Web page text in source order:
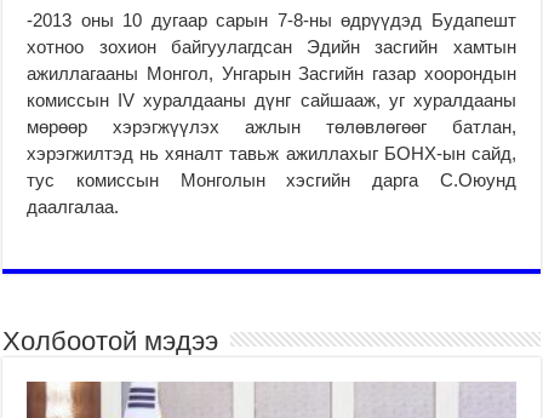
-2013 оны 10 дугаар сарын 7-8-ны өдрүүдэд Будапешт
хотноо зохион байгуулагдсан Эдийн засгийн хамтын
ажиллагааны Монгол, Унгарын Засгийн газар хоорондын
комиссын IV хуралдааны дүнг сайшааж, уг хуралдааны
мөрөөр хэрэгжүүлэх ажлын төлөвлөгөөг батлан,
хэрэгжилтэд нь хяналт тавьж ажиллахыг БОНХ-ын сайд,
тус комиссын Монголын хэсгийн дарга С.Оюунд
даалгалаа.
Холбоотой мэдээ